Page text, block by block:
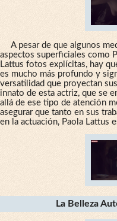
A pesar de que algunos
aspectos superficiales como
Lattus fotos explícitas, hay
es mucho más profundo y
versatilidad que proyectan
innato de esta actriz, que se
allá de ese tipo de atención
asegurar que tanto en sus
en la actuación, Paola Lattus
La Belleza